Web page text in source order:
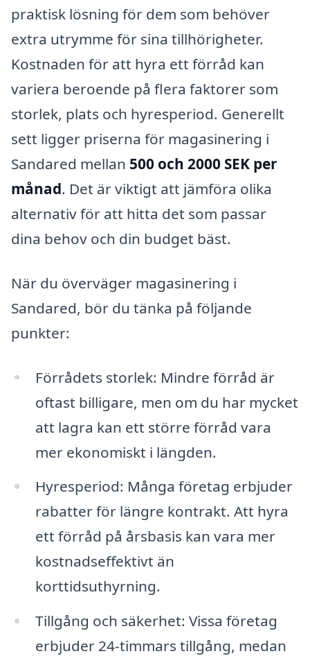
praktisk lösning för dem som behöver
extra utrymme för sina tillhörigheter.
Kostnaden för att hyra ett förråd kan
variera beroende på flera faktorer som
storlek, plats och hyresperiod. Generellt
sett ligger priserna för magasinering i
Sandared mellan 500 och 2000 SEK per
månad. Det är viktigt att jämföra olika
alternativ för att hitta det som passar
dina behov och din budget bäst.
När du överväger magasinering i
Sandared, bör du tänka på följande
punkter:
Förrådets storlek: Mindre förråd är
oftast billigare, men om du har mycket
att lagra kan ett större förråd vara
mer ekonomiskt i längden.
Hyresperiod: Många företag erbjuder
rabatter för längre kontrakt. Att hyra
ett förråd på årsbasis kan vara mer
kostnadseffektivt än
korttidsuthyrning.
Tillgång och säkerhet: Vissa företag
erbjuder 24-timmars tillgång, medan